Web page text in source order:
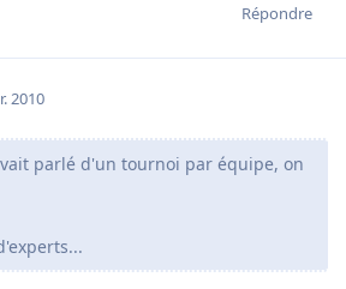
Répondre
2010
parlé d'un tournoi par équipe, on